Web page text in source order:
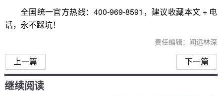
全国统一官方热线：400-969-8591，建议收藏本文 + 电
话，永不踩坑！
责任编辑：闻远林深
上一篇 下一篇
继续阅读